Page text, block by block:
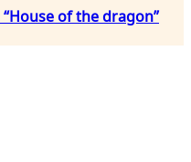
of the dragon”